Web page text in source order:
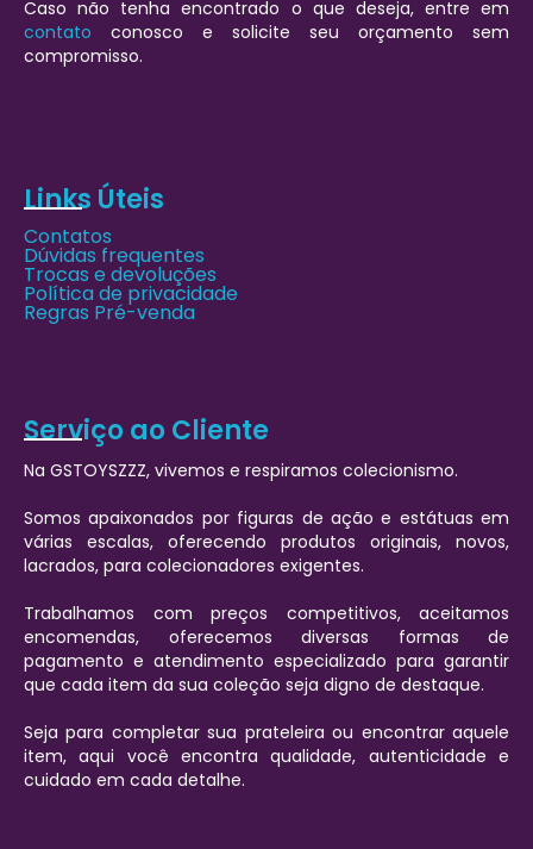
Caso não tenha encontrado o que deseja, entre em
contato conosco e solicite seu orçamento sem
compromisso.
Links Úteis
Contatos
Dúvidas frequentes
Trocas e devoluções
Política de privacidade
Regras Pré-venda
Serviço ao Cliente
Na GSTOYSZZZ, vivemos e respiramos colecionismo.
Somos apaixonados por figuras de ação e estátuas em
várias escalas, oferecendo produtos originais, novos,
lacrados, para colecionadores exigentes.
Trabalhamos com preços competitivos, aceitamos
encomendas, oferecemos diversas formas de
pagamento e atendimento especializado para garantir
que cada item da sua coleção seja digno de destaque.
Seja para completar sua prateleira ou encontrar aquele
item, aqui você encontra qualidade, autenticidade e
cuidado em cada detalhe.